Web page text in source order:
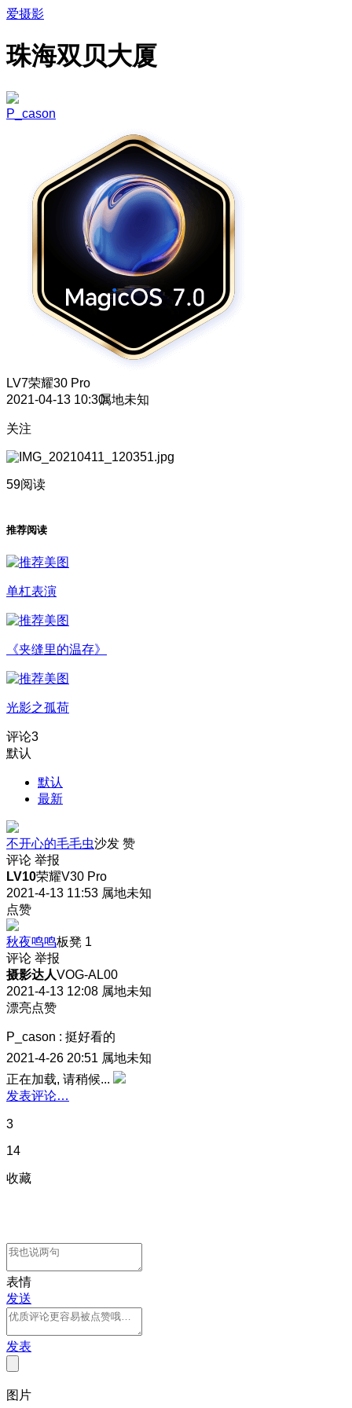
爱摄影
珠海双贝大厦
P_cason
LV7荣耀30 Pro
2021-04-13 10:30属地未知
关注
59阅读
推荐阅读
单杠表演
《夹缝里的温存》
光影之孤荷
评论3
默认
默认
最新
不开心的毛毛虫沙发 赞
评论 举报
LV10荣耀V30 Pro
2021-4-13 11:53 属地未知
点赞
秋夜鸣鸣板凳 1
评论 举报
摄影达人VOG-AL00
2021-4-13 12:08 属地未知
漂亮点赞
P_cason : 挺好看的
2021-4-26 20:51 属地未知
正在加载, 请稍候...
发表评论…
3
14
收藏
表情
发送
发表
图片